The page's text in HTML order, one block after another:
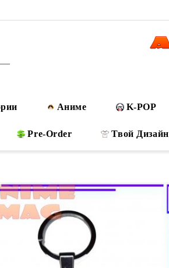
Аниме K-POP
Pre-Order Твой Дизайн